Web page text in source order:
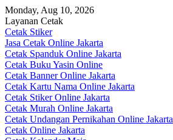
Skip
to
content
Monday, Aug 10, 2026
Layanan Cetak
Cetak Stiker
Jasa Cetak Online Jakarta
Cetak Spanduk Online Jakarta
Cetak Buku Yasin Online
Cetak Banner Online Jakarta
Cetak Kartu Nama Online Jakarta
Cetak Stiker Online Jakarta
Cetak Murah Online Jakarta
Cetak Undangan Pernikahan Online Jakarta
Cetak Online Jakarta